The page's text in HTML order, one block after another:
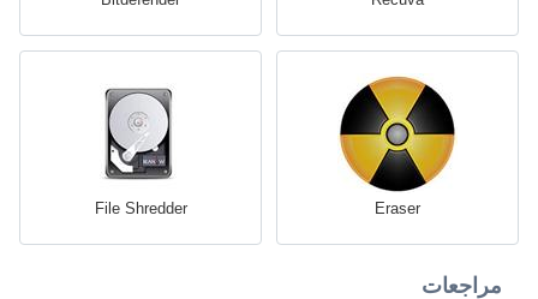
Eraser
File Shredder
مراجعات